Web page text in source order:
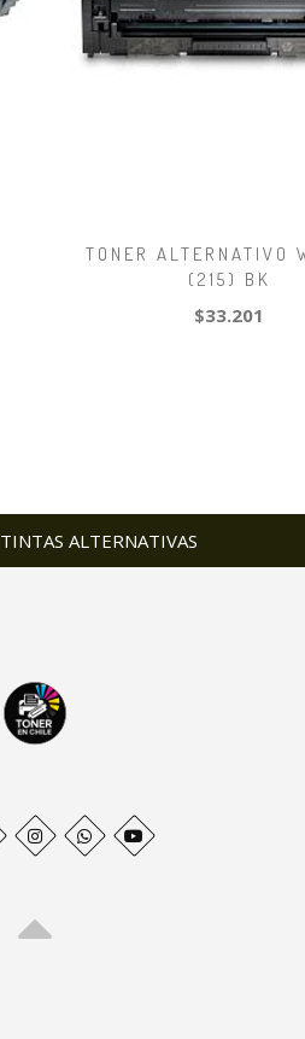
TONER ALTERNATIVO
(215) BK
$33.201
TINTAS ALTERNATIVAS